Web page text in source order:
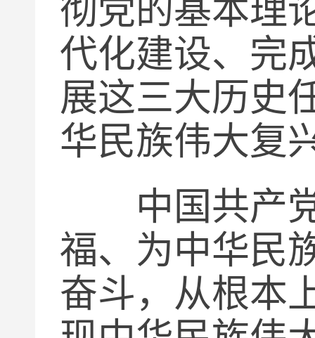
彻党的基本理
代化建设、完
展这三大历史
华民族伟大复
中国共产党
福、为中华民
奋斗，从根本